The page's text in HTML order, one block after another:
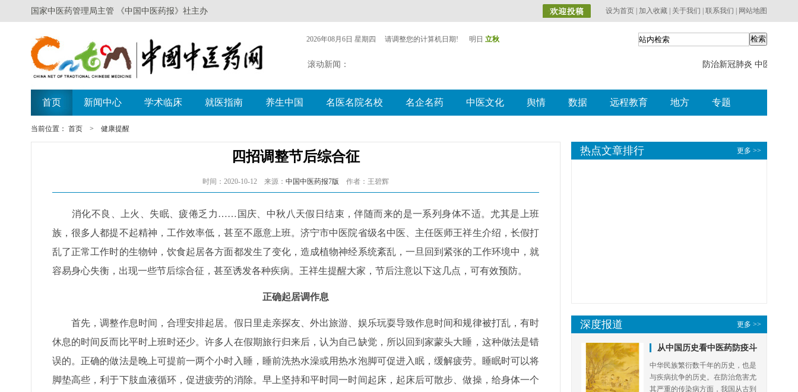
当前位置： 首页 > 健康提醒
四招调整节后综合征
时间：2020-10-12 来源： 中国中医药报7版 作者：王碧辉
消化不良、上火、失眠、疲倦乏力……国庆、中秋八天假日结束，伴随而来的是一系列身体不适。尤其是上班
族，很多人都提不起精神，工作效率低，甚至不愿意上班。济宁市中医院省级名中医、主任医师王祥生介绍，长假打
乱了正常工作时的生物钟，饮食起居各方面都发生了变化，造成植物神经系统紊乱，一旦回到紧张的工作环境中，就
容易身心失衡，出现一些节后综合征，甚至诱发各种疾病。王祥生提醒大家，节后注意以下这几点，可有效预防。
正确起居调作息
首先，调整作息时间，合理安排起居。假日里走亲探友、外出旅游、娱乐玩耍导致作息时间和规律被打乱，有时
休息的时间反而比平时上班时还少。许多人在假期旅行归来后，认为自己缺觉，所以回到家蒙头大睡，这种做法是错
误的。正确的做法是晚上可提前一两个小时入睡，睡前洗热水澡或用热水泡脚可促进入眠，缓解疲劳。睡眠时可以将
脚垫高些，利于下肢血液循环，促进疲劳的消除。早上坚持和平时同一时间起床，起床后可散步、做操，给身体一个